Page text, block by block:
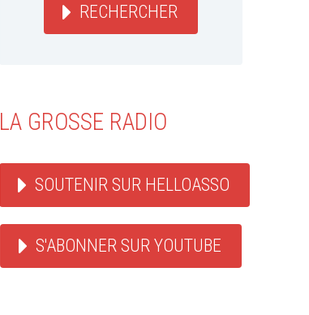
RECHERCHER
LA GROSSE RADIO
SOUTENIR SUR HELLOASSO
S'ABONNER SUR YOUTUBE